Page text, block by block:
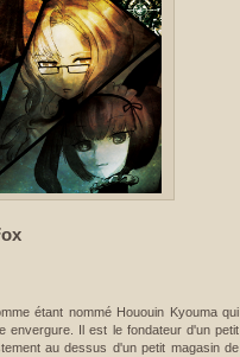
étant nommé Hououin Kyouma qui
envergure. Il est le fondateur d'un petit
au dessus d'un petit magasin de